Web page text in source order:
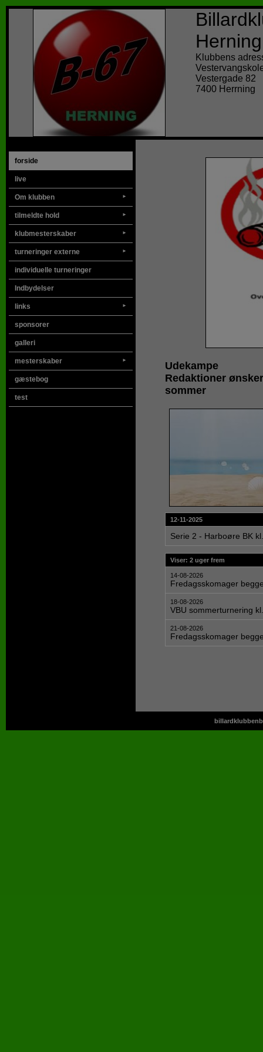
Herning
Klubbens
Vestergade 82
7400 Herrning
forside
live
►
Om klubben
►
tilmeldte hold
►
klubmesterskaber
►
turneringer externe
individuelle turneringer
Indbydelser
►
links
sponsorer
galleri
►
mesterskaber
gæstebog
test
Udekampe
Redaktioner
sommer
12-11-2025
Serie 2 - Harboøre BK
Viser: 2 uger frem
14-08-2026
Fredagsskomager
18-08-2026
VBU sommerturnering
21-08-2026
Fredagsskomager